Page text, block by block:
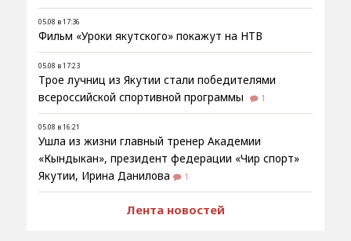
05.08 в 17:36
Фильм «Уроки якутского» покажут на НТВ
05.08 в 17:23
Трое лучниц из Якутии стали победителями
всероссийской спортивной программы
1
05.08 в 16:21
Ушла из жизни главный тренер Академии
«Кындыкан», президент федерации «Чир спорт»
Якутии, Ирина Данилова
1
Лента новостей